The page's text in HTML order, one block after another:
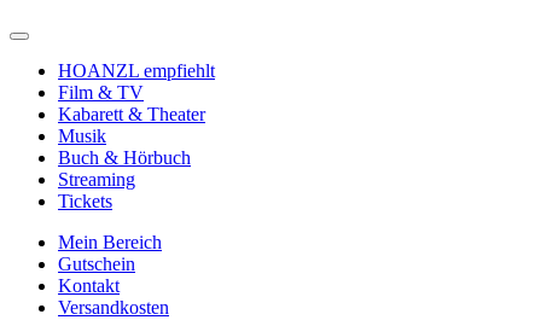
HOANZL empfiehlt
Film & TV
Kabarett & Theater
Musik
Buch & Hörbuch
Streaming
Tickets
Mein Bereich
Gutschein
Kontakt
Versandkosten